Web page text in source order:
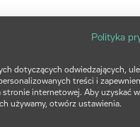
Polityka
dotyczących odwiedzających,
treści i
stronie internetowej. Aby uzyskać
używamy, otwórz ustawienia.